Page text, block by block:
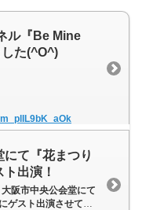
ル『Be Mine
た(^O^)
て『花まつり
出演！
阪市中央公会堂にて
演させていただきました！